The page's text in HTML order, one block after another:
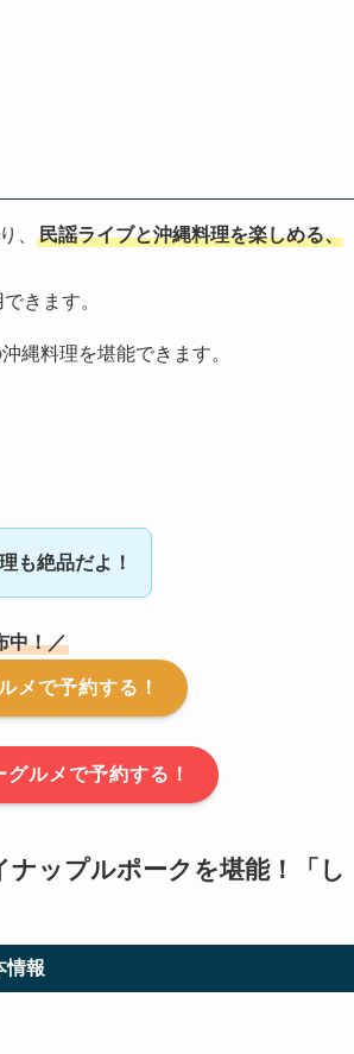
、
民謡ライブと沖縄料理を楽しめる、
きます。
縄料理を堪能できます。
も絶品だよ！
中！／
メで予約する！
ルメで予約する！
ップルポークを堪能！「 し
情報